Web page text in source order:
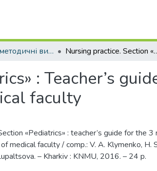
Навчально-методичні видання. Кафедра пропедевтики педіатрії № 2 Nursing practice. Section «Pediatrics» :
: Teacher’s
faculty
«Pediatrics» : teacher’s guide for the 3
medical faculty / comp.: V. A. Klymenko, H.
– Kharkiv : KNMU, 2016. – 24 p.